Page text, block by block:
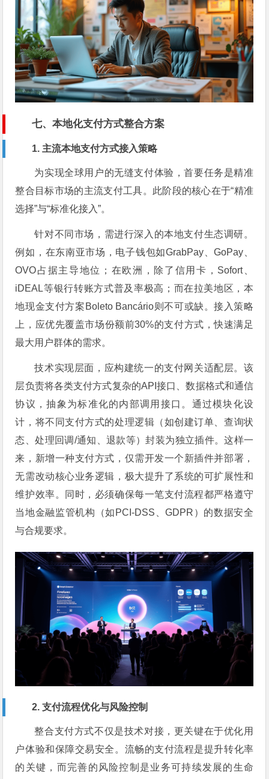
七、本地化支付方式整合方案
1. 主流本地支付方式接入策略
为实现全球用户的无缝支付体验，首要任务是精准
整合目标市场的主流支付工具。此阶段的核心在于“精准
选择”与“标准化接入”。
针对不同市场，需进行深入的本地支付生态调研。
例如，在东南亚市场，电子钱包如GrabPay、GoPay、
OVO占据主导地位；在欧洲，除了信用卡，Sofort、
iDEAL等银行转账方式普及率极高；而在拉美地区，本
地现金支付方案Boleto Bancário则不可或缺。接入策略
上，应优先覆盖市场份额前30%的支付方式，快速满足
最大用户群体的需求。
技术实现层面，应构建统一的支付网关适配层。该
层负责将各类支付方式复杂的API接口、数据格式和通信
协议，抽象为标准化的内部调用接口。通过模块化设
计，将不同支付方式的处理逻辑（如创建订单、查询状
态、处理回调/通知、退款等）封装为独立插件。这样一
来，新增一种支付方式，仅需开发一个新插件并部署，
无需改动核心业务逻辑，极大提升了系统的可扩展性和
维护效率。同时，必须确保每一笔支付流程都严格遵守
当地金融监管机构（如PCI-DSS、GDPR）的数据安全
与合规要求。
2. 支付流程优化与风险控制
整合支付方式不仅是技术对接，更关键在于优化用
户体验和保障交易安全。流畅的支付流程是提升转化率
的关键，而完善的风险控制是业务可持续发展的生命